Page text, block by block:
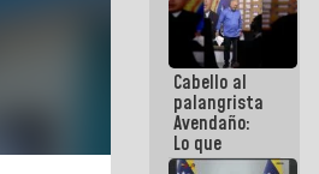
estén en el
marco de la
Constitución
de la
República
Cabello al
palangrista
Avendaño:
Lo que
vayas a